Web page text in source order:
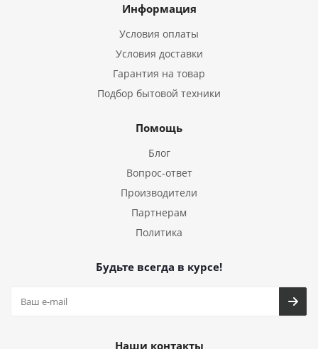
Информация
Условия оплаты
Условия доставки
Гарантия на товар
Подбор бытовой техники
Помощь
Блог
Вопрос-ответ
Производители
Партнерам
Политика
Будьте всегда в курсе!
Наши контакты